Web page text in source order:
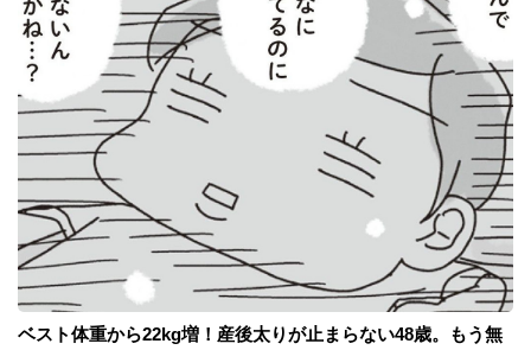
ベスト体重から22kg増！産後太りが止まらない48歳。もう無